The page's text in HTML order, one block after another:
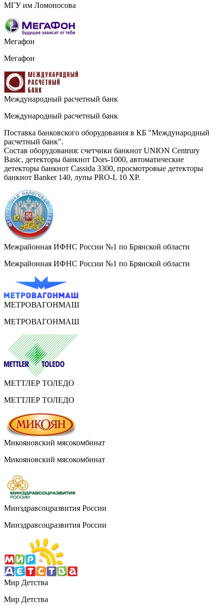
МГУ им Ломоносова
Мегафон
Мегафон
Международный расчетный банк
Международный расчетный банк
Поставка банковского оборудования в КБ "Международный
расчетный банк".
Состав оборудования: счетчики банкнот UNION Centrury
Basic, детекторы банкнот Dors-1000, автоматические
детекторы банкнот Cassida 3300, просмотровые детекторы
банкнот Banker 140, лупы PRO-L 10 XP.
Межрайонная ИФНС России №1 по Брянской области
Межрайонная ИФНС России №1 по Брянской области
МЕТРОВАГОНМАШ
МЕТРОВАГОНМАШ
МЕТТЛЕР ТОЛЕДО
МЕТТЛЕР ТОЛЕДО
Микояновский мясокомбинат
Микояновский мясокомбинат
Минздравсоцразвития России
Минздравсоцразвития России
Мир Детства
Мир Детства